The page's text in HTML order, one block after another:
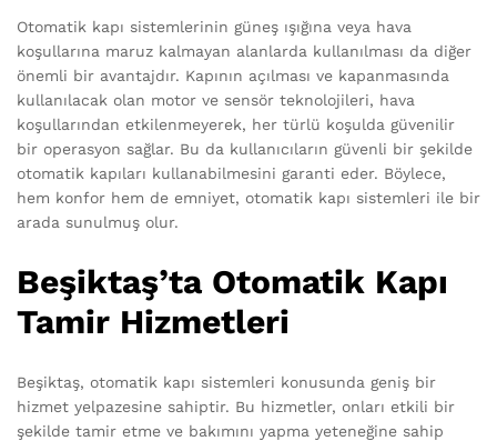
Otomatik kapı sistemlerinin güneş ışığına veya hava
koşullarına maruz kalmayan alanlarda kullanılması da diğer
önemli bir avantajdır. Kapının açılması ve kapanmasında
kullanılacak olan motor ve sensör teknolojileri, hava
koşullarından etkilenmeyerek, her türlü koşulda güvenilir
bir operasyon sağlar. Bu da kullanıcıların güvenli bir şekilde
otomatik kapıları kullanabilmesini garanti eder. Böylece,
hem konfor hem de emniyet, otomatik kapı sistemleri ile bir
arada sunulmuş olur.
Beşiktaş’ta Otomatik Kapı
Tamir Hizmetleri
Beşiktaş, otomatik kapı sistemleri konusunda geniş bir
hizmet yelpazesine sahiptir. Bu hizmetler, onları etkili bir
şekilde tamir etme ve bakımını yapma yeteneğine sahip